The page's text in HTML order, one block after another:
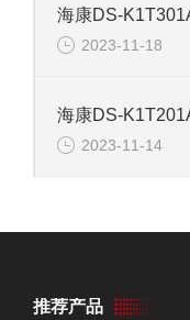
2023-11-18
2023-11-14
推荐产品